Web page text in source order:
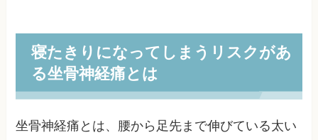
寝たきりになってしまうリスクがあ
る坐骨神経痛とは
坐骨神経痛とは、腰から足先まで伸びている太い